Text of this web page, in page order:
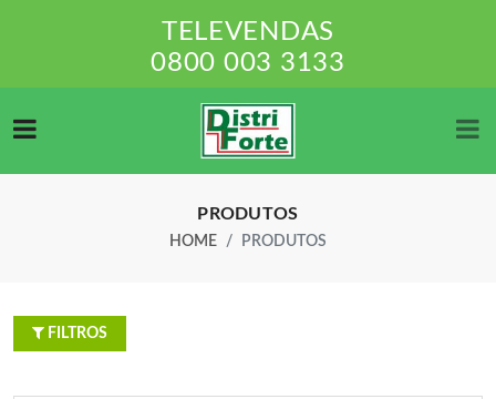
TELEVENDAS
0800 003 3133
PRODUTOS
HOME PRODUTOS
FILTROS